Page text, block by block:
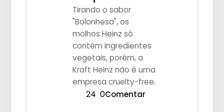
Tirando o sabor
"Bolonhesa", os
molhos Heinz só
contém ingredientes
vegetais, porém, a
Kraft Heinz não é uma
empresa cruelty-free.
24 0Comentar